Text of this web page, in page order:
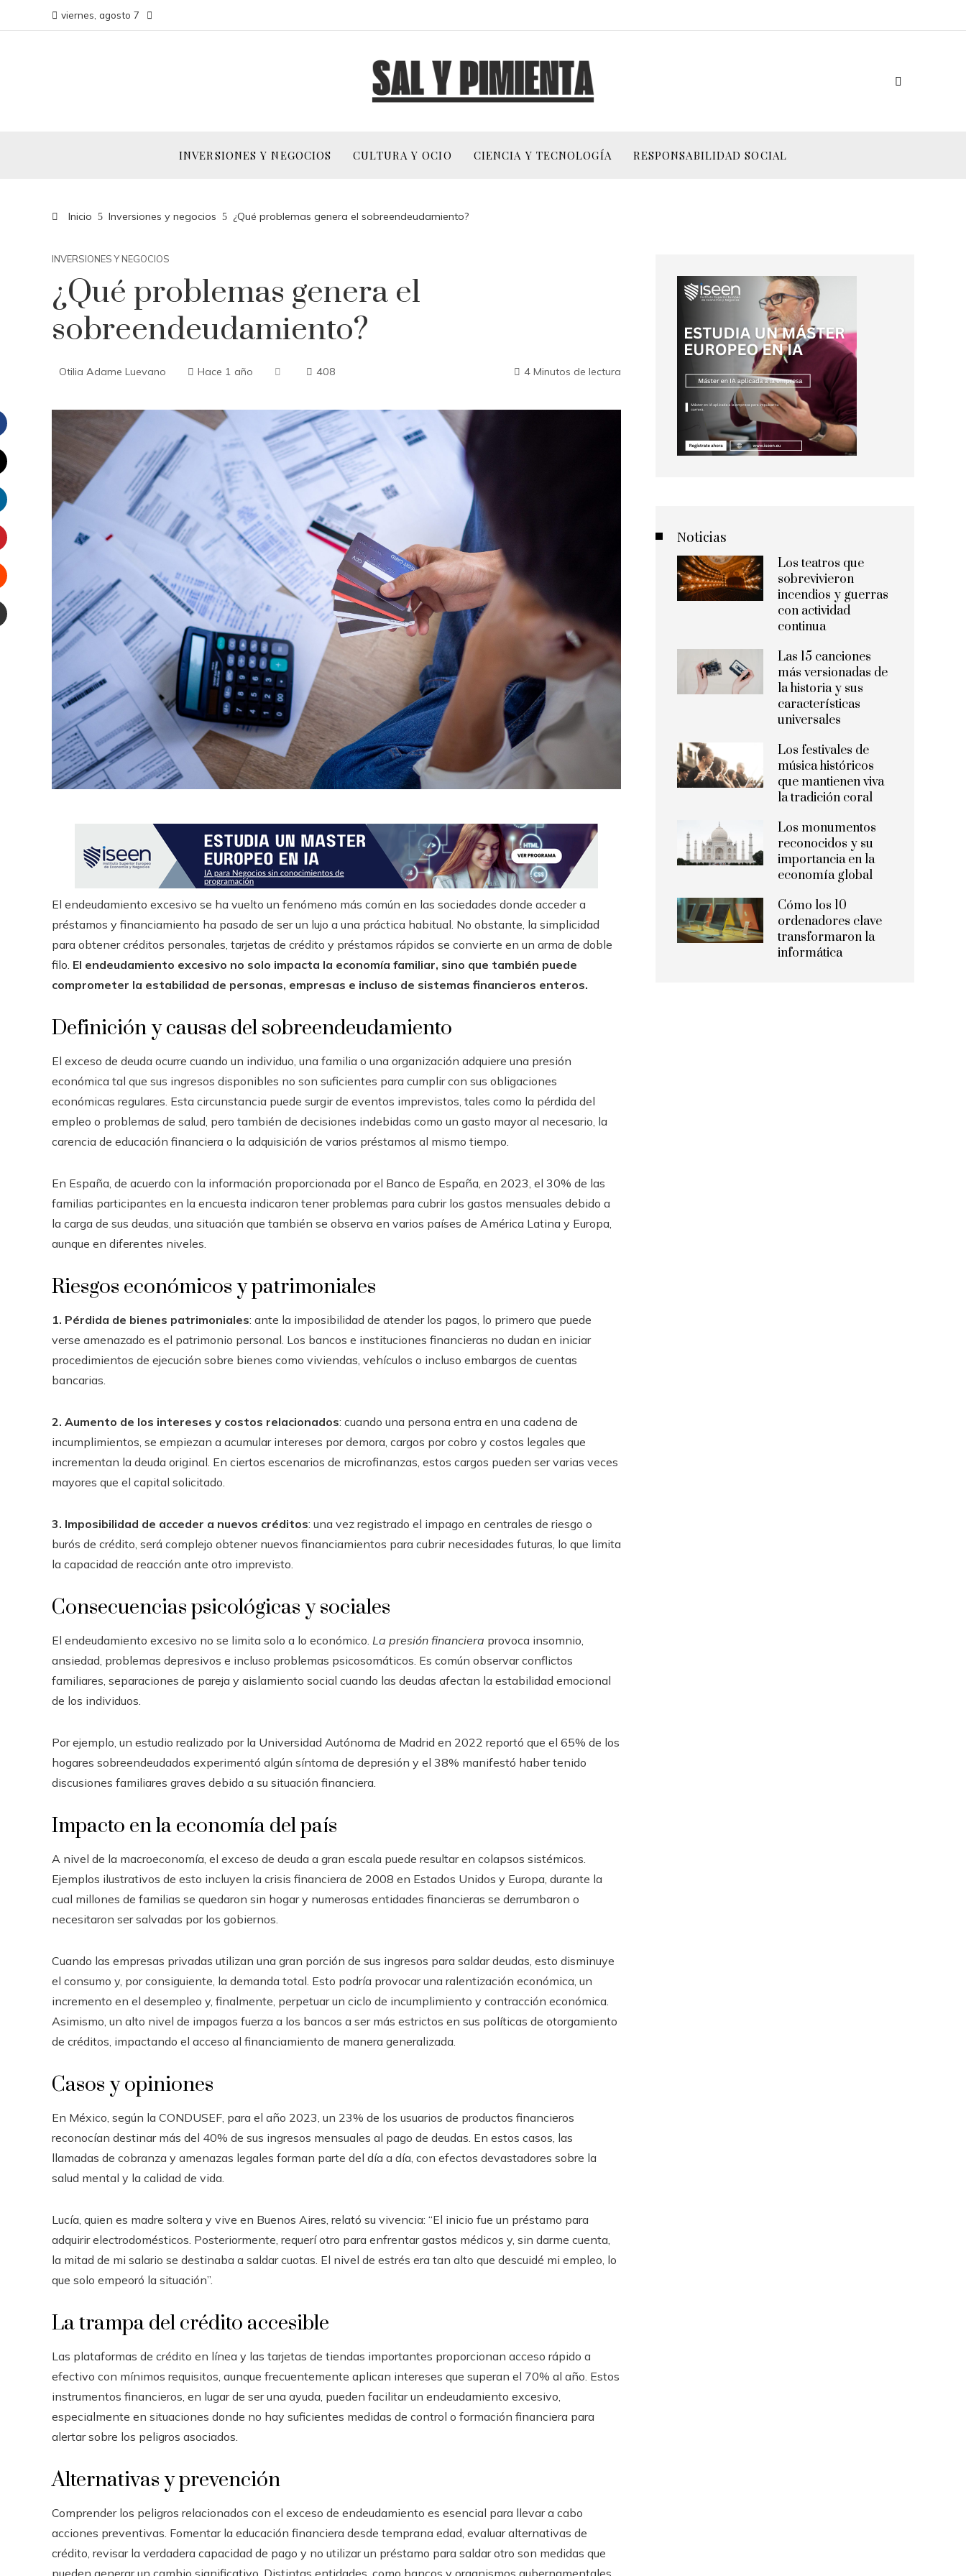
viernes, agosto 7
INVERSIONES Y NEGOCIOS CULTURA Y OCIO CIENCIA Y TECNOLOGÍA RESPONSABILIDAD SOCIAL
Inicio Inversiones y negocios ¿Qué problemas genera el sobreendeudamiento?
INVERSIONES Y NEGOCIOS
¿Qué problemas genera el
sobreendeudamiento?
Otilia Adame Luevano Hace 1 año 408 4 Minutos de lectura
El endeudamiento excesivo se ha vuelto un fenómeno más común en las sociedades donde acceder a
préstamos y financiamiento ha pasado de ser un lujo a una práctica habitual. No obstante, la simplicidad
para obtener créditos personales, tarjetas de crédito y préstamos rápidos se convierte en un arma de doble
filo. El endeudamiento excesivo no solo impacta la economía familiar, sino que también puede
comprometer la estabilidad de personas, empresas e incluso de sistemas financieros enteros.
Definición y causas del sobreendeudamiento
El exceso de deuda ocurre cuando un individuo, una familia o una organización adquiere una presión
económica tal que sus ingresos disponibles no son suficientes para cumplir con sus obligaciones
económicas regulares. Esta circunstancia puede surgir de eventos imprevistos, tales como la pérdida del
empleo o problemas de salud, pero también de decisiones indebidas como un gasto mayor al necesario, la
carencia de educación financiera o la adquisición de varios préstamos al mismo tiempo.
En España, de acuerdo con la información proporcionada por el Banco de España, en 2023, el 30% de las
familias participantes en la encuesta indicaron tener problemas para cubrir los gastos mensuales debido a
la carga de sus deudas, una situación que también se observa en varios países de América Latina y Europa,
aunque en diferentes niveles.
Riesgos económicos y patrimoniales
1. Pérdida de bienes patrimoniales: ante la imposibilidad de atender los pagos, lo primero que puede
verse amenazado es el patrimonio personal. Los bancos e instituciones financieras no dudan en iniciar
procedimientos de ejecución sobre bienes como viviendas, vehículos o incluso embargos de cuentas
bancarias.
2. Aumento de los intereses y costos relacionados: cuando una persona entra en una cadena de
incumplimientos, se empiezan a acumular intereses por demora, cargos por cobro y costos legales que
incrementan la deuda original. En ciertos escenarios de microfinanzas, estos cargos pueden ser varias veces
mayores que el capital solicitado.
3. Imposibilidad de acceder a nuevos créditos: una vez registrado el impago en centrales de riesgo o
burós de crédito, será complejo obtener nuevos financiamientos para cubrir necesidades futuras, lo que limita
la capacidad de reacción ante otro imprevisto.
Consecuencias psicológicas y sociales
El endeudamiento excesivo no se limita solo a lo económico. La presión financiera provoca insomnio,
ansiedad, problemas depresivos e incluso problemas psicosomáticos. Es común observar conflictos
familiares, separaciones de pareja y aislamiento social cuando las deudas afectan la estabilidad emocional
de los individuos.
Por ejemplo, un estudio realizado por la Universidad Autónoma de Madrid en 2022 reportó que el 65% de los
hogares sobreendeudados experimentó algún síntoma de depresión y el 38% manifestó haber tenido
discusiones familiares graves debido a su situación financiera.
Impacto en la economía del país
A nivel de la macroeconomía, el exceso de deuda a gran escala puede resultar en colapsos sistémicos.
Ejemplos ilustrativos de esto incluyen la crisis financiera de 2008 en Estados Unidos y Europa, durante la
cual millones de familias se quedaron sin hogar y numerosas entidades financieras se derrumbaron o
necesitaron ser salvadas por los gobiernos.
Cuando las empresas privadas utilizan una gran porción de sus ingresos para saldar deudas, esto disminuye
el consumo y, por consiguiente, la demanda total. Esto podría provocar una ralentización económica, un
incremento en el desempleo y, finalmente, perpetuar un ciclo de incumplimiento y contracción económica.
Asimismo, un alto nivel de impagos fuerza a los bancos a ser más estrictos en sus políticas de otorgamiento
de créditos, impactando el acceso al financiamiento de manera generalizada.
Casos y opiniones
En México, según la CONDUSEF, para el año 2023, un 23% de los usuarios de productos financieros
reconocían destinar más del 40% de sus ingresos mensuales al pago de deudas. En estos casos, las
llamadas de cobranza y amenazas legales forman parte del día a día, con efectos devastadores sobre la
salud mental y la calidad de vida.
Lucía, quien es madre soltera y vive en Buenos Aires, relató su vivencia: “El inicio fue un préstamo para
adquirir electrodomésticos. Posteriormente, requerí otro para enfrentar gastos médicos y, sin darme cuenta,
la mitad de mi salario se destinaba a saldar cuotas. El nivel de estrés era tan alto que descuidé mi empleo, lo
que solo empeoró la situación”.
La trampa del crédito accesible
Las plataformas de crédito en línea y las tarjetas de tiendas importantes proporcionan acceso rápido a
efectivo con mínimos requisitos, aunque frecuentemente aplican intereses que superan el 70% al año. Estos
instrumentos financieros, en lugar de ser una ayuda, pueden facilitar un endeudamiento excesivo,
especialmente en situaciones donde no hay suficientes medidas de control o formación financiera para
alertar sobre los peligros asociados.
Alternativas y prevención
Comprender los peligros relacionados con el exceso de endeudamiento es esencial para llevar a cabo
acciones preventivas. Fomentar la educación financiera desde temprana edad, evaluar alternativas de
crédito, revisar la verdadera capacidad de pago y no utilizar un préstamo para saldar otro son medidas que
Noticias
Los teatros que
sobrevivieron
incendios y guerras
con actividad
continua
Las 15 canciones
más versionadas de
la historia y sus
características
universales
Los festivales de
música históricos
que mantienen viva
la tradición coral
Los monumentos
reconocidos y su
importancia en la
economía global
Cómo los 10
ordenadores clave
transformaron la
informática